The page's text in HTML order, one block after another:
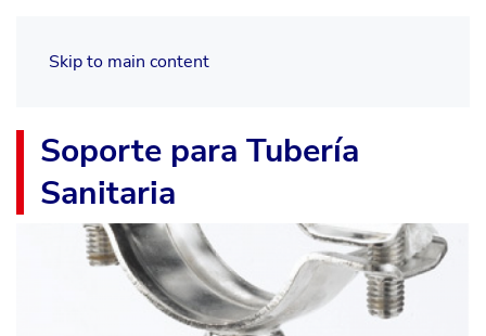
Skip to main content
Soporte para Tubería
Sanitaria